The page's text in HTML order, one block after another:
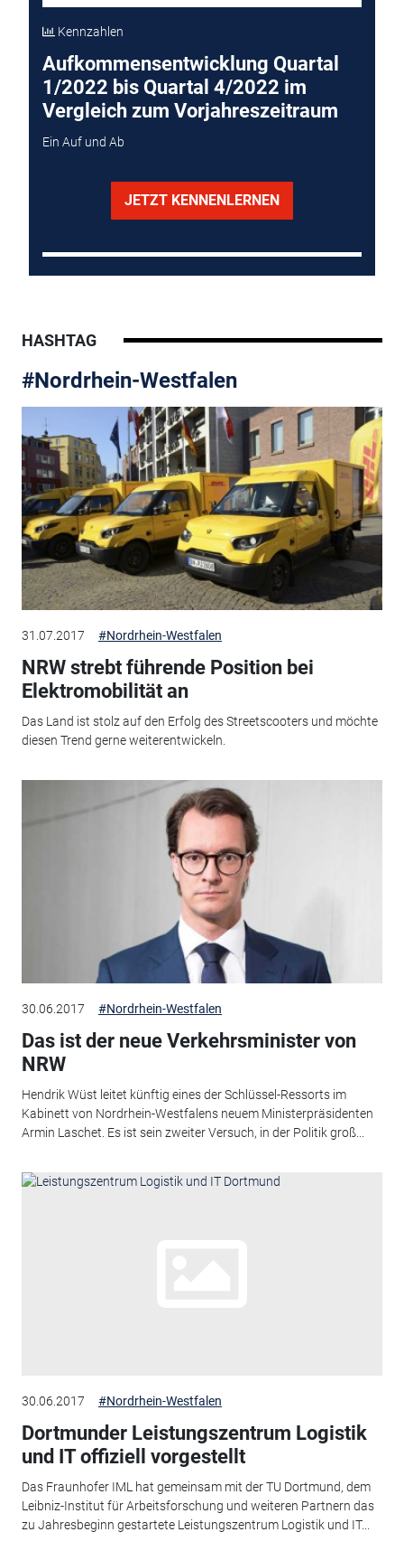
Kennzahlen
Aufkommensentwicklung Quartal
1/2022 bis Quartal 4/2022 im
Vergleich zum Vorjahreszeitraum
Ein Auf und Ab
JETZT KENNENLERNEN
HASHTAG
#Nordrhein-Westfalen
31.07.2017 #Nordrhein-Westfalen
NRW strebt führende Position bei
Elektromobilität an
Das Land ist stolz auf den Erfolg des Streetscooters und möchte
diesen Trend gerne weiterentwickeln.
30.06.2017 #Nordrhein-Westfalen
Das ist der neue Verkehrsminister von
NRW
Hendrik Wüst leitet künftig eines der Schlüssel-Ressorts im
Kabinett von Nordrhein-Westfalens neuem Ministerpräsidenten
Armin Laschet. Es ist sein zweiter Versuch, in der Politik groß...
30.06.2017 #Nordrhein-Westfalen
Dortmunder Leistungszentrum Logistik
und IT offiziell vorgestellt
Das Fraunhofer IML hat gemeinsam mit der TU Dortmund, dem
Leibniz-Institut für Arbeitsforschung und weiteren Partnern das
zu Jahresbeginn gestartete Leistungszentrum Logistik und IT...